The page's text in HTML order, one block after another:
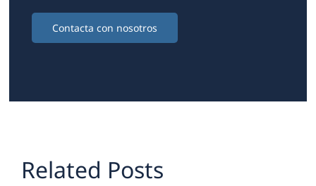
Contacta con nosotros
Related Posts